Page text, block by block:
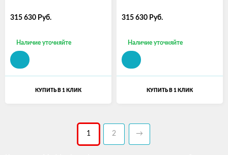
315 630 Руб.
Наличие уточняйте
КУПИТЬ В 1 КЛИК
315 630 Руб.
Наличие уточняйте
КУПИТЬ В 1 КЛИК
1 2 →